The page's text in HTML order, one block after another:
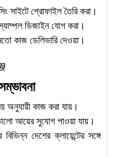
প্রোফাইল তৈরি করা।
ডিজাইন যোগ করা।
কাজ ডেলিভারি দেওয়া।
অনুযায়ী কাজ করা যায়।
আয়ের সুযোগ পাওয়া যায়।
বিভিন্ন দেশের ক্লায়েন্টের সঙ্গে